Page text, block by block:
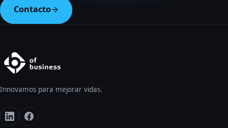
Contacto
Innovamos para mejorar vidas.